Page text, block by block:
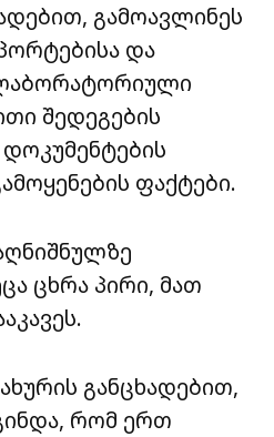
გამოავლინეს
და
შედეგების
ფაქტები.
ცხრა პირი, მათ
განცხადებით,
რომ ერთ